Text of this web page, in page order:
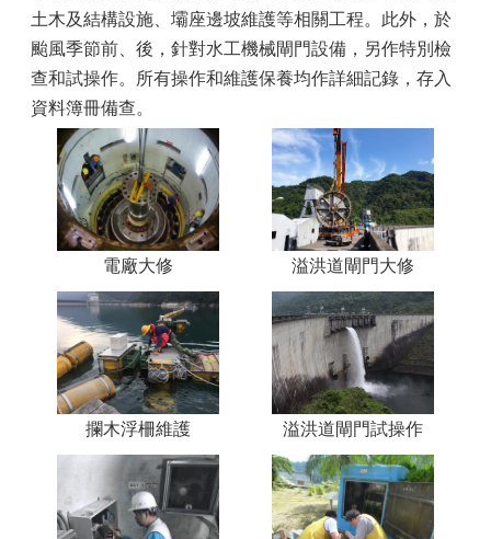
土木及結構設施、壩座邊坡維護等相關工程。此外，於
颱風季節前、後，針對水工機械閘門設備，另作特別檢
查和試操作。所有操作和維護保養均作詳細記錄，存入
資料簿冊備查。
電廠大修 溢洪道閘門大修
攔木浮柵維護 溢洪道閘門試操作